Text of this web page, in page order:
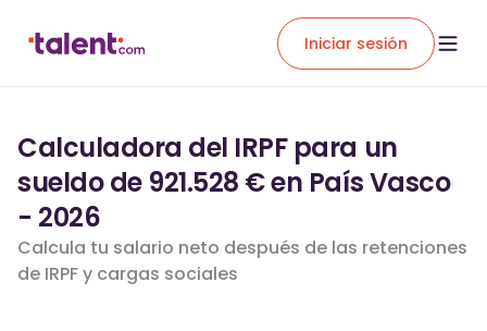
Iniciar sesión
Calculadora del IRPF para un
sueldo de 921.528 € en País Vasco
- 2026
Calcula tu salario neto después de las retenciones
de IRPF y cargas sociales